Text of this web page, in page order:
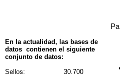
En la actualidad, las bases de
datos contienen el siguiente
conjunto de datos:
Sellos:
30.700